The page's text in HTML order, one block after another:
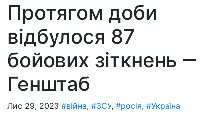
Протягом доби
відбулося 87
бойових зіткнень ‒
Генштаб
Лис 29, 2023 #війна, #ЗСУ, #росія, #Україна